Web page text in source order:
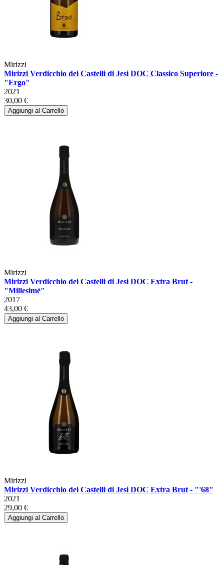
Mirizzi
Mirizzi Verdicchio dei Castelli di Jesi DOC Classico Superiore -
"Ergo"
2021
30,00 €
Aggiungi al Carrello
Mirizzi
Mirizzi Verdicchio dei Castelli di Jesi DOC Extra Brut -
"Millesimè"
2017
43,00 €
Aggiungi al Carrello
Mirizzi
Mirizzi Verdicchio dei Castelli di Jesi DOC Extra Brut - "'68"
2021
29,00 €
Aggiungi al Carrello